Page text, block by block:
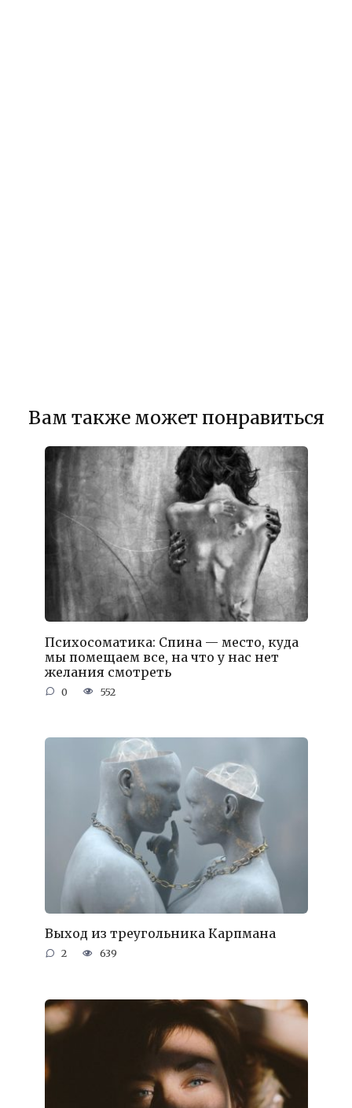
Вам также может понравиться
Психосоматика: Спина — место, куда
мы помещаем все, на что у нас нет
желания смотреть
0 552
Выход из треугольника Карпмана
2 639